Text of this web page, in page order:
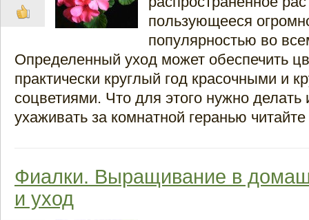
пользующееся
популярностью во
Определенный уход может обеспечить
практически круглый год красочными и
соцветиями. Что для этого нужно делать
ухаживать за комнатной геранью
Фиалки. Выращивание в
и уход